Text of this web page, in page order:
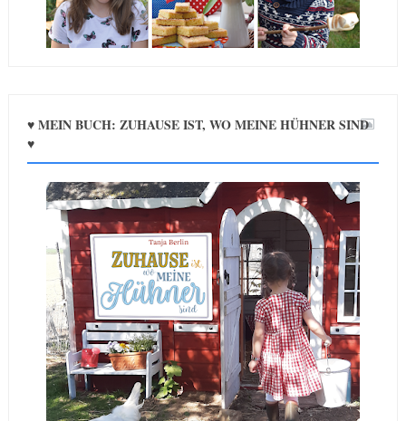
♥ MEIN BUCH: ZUHAUSE IST, WO MEINE HÜHNER SIND
♥